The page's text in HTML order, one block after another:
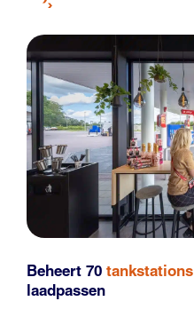
Beheert 70 tankstations
laadpassen